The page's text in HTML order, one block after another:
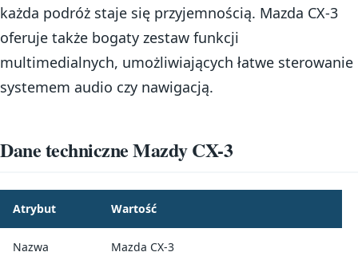
każda podróż staje się przyjemnością. Mazda CX-3
oferuje także bogaty zestaw funkcji
multimedialnych, umożliwiających łatwe sterowanie
systemem audio czy nawigacją.
Dane techniczne Mazdy CX-3
Atrybut Wartość
Nazwa Mazda CX-3